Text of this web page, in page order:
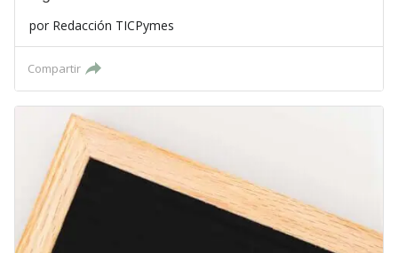
por Redacción TICPymes
Compartir